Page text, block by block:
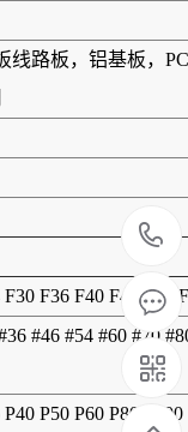
线路板，铝基板，
F36 F40 F46 F54
#46 #54 #60 #70
P50 P60 P80